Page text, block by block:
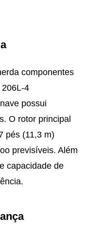
componentes
4
possui
O rotor principal
pés (11,3 m)
previsíveis. Além
capacidade de